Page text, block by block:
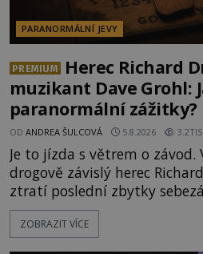
PARANORMÁLNÍ JEVY
PREMIUM
Herec Richard
muzikant Dave Grohl:
paranormální zážitky?
OD ANDREA ŠULCOVÁ 5.8.2026 3.2TIS
Je to jízda s větrem o závod.
drogově závislý herec
ztratí poslední zbytky
po silnicích ve svém
řetězu. Vše vyvrcholí
ZOBRAZIT VÍCE